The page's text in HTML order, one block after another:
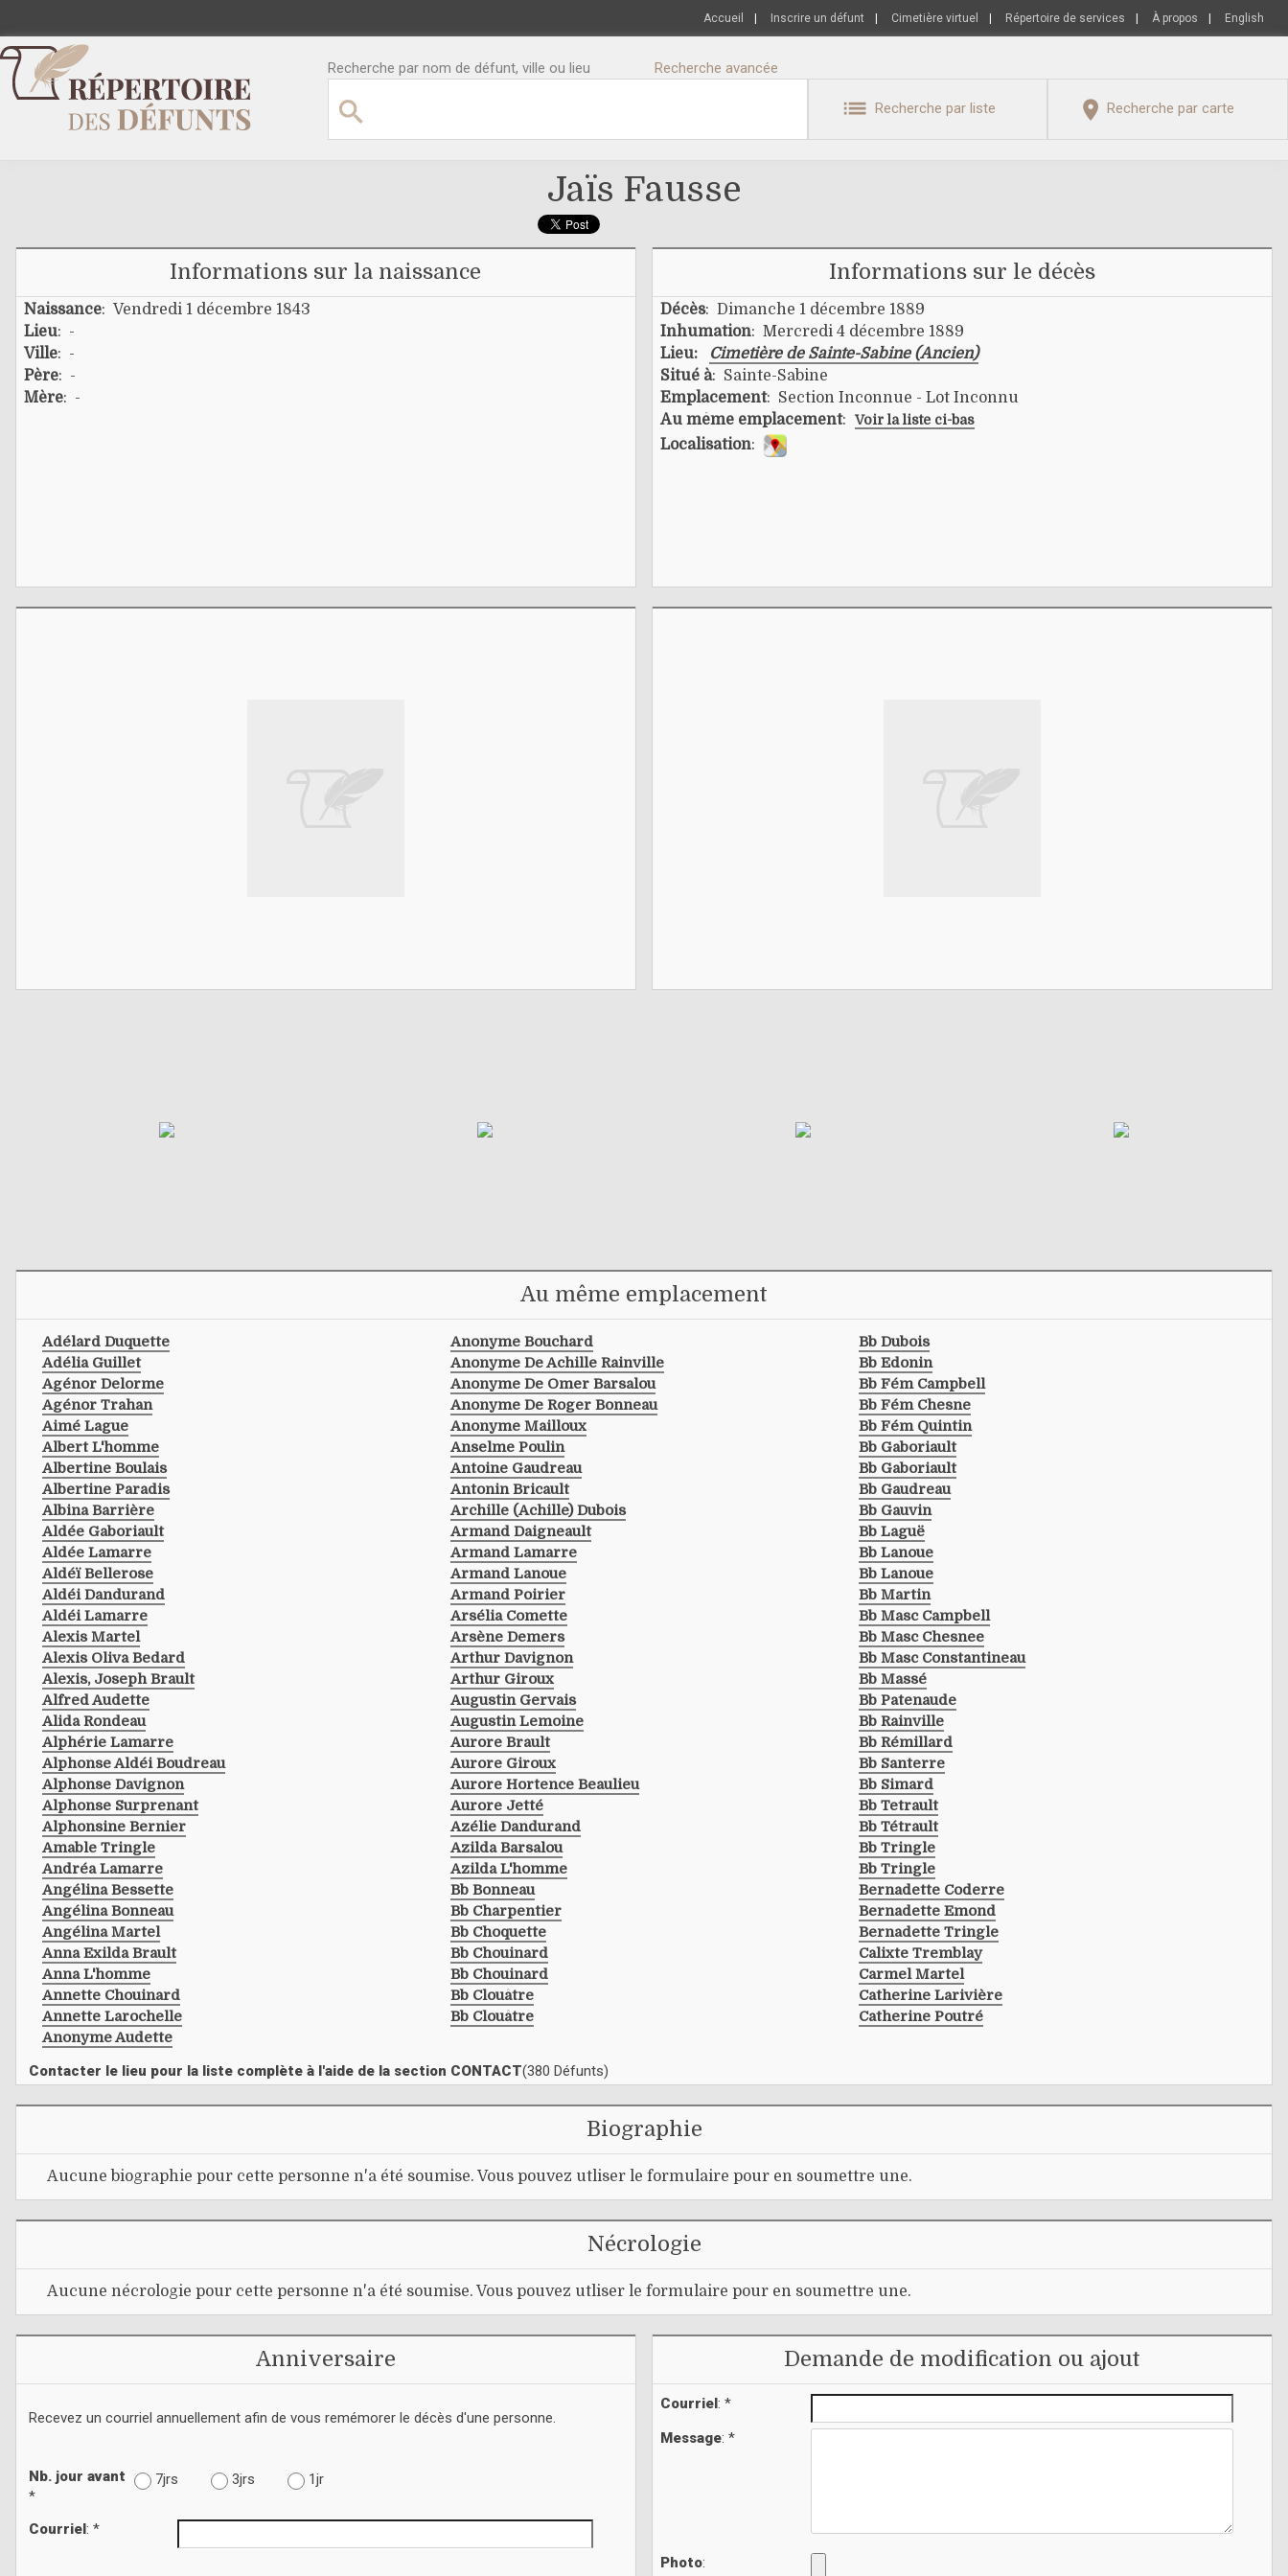
Accueil Inscrire un défunt Cimetière virtuel Répertoire de services À propos English
Recherche par nom de défunt, ville ou lieu Recherche avancée
Recherche par liste Recherche par carte
Jaïs Fausse
Informations sur la naissance
Naissance: Vendredi 1 décembre 1843
Lieu: -
Ville: -
Père: -
Mère: -
Informations sur le décès
Décès: Dimanche 1 décembre 1889
Inhumation: Mercredi 4 décembre 1889
Lieu:
Cimetière de Sainte-Sabine (Ancien)
Situé à: Sainte-Sabine
Emplacement: Section Inconnue - Lot Inconnu
Au même emplacement: Voir la liste ci-bas
Localisation:
Au même emplacement
Adélard Duquette
Adélia Guillet
Agénor Delorme
Agénor Trahan
Aimé Lague
Albert L'homme
Albertine Boulais
Albertine Paradis
Albina Barrière
Aldée Gaboriault
Aldée Lamarre
Aldéï Bellerose
Aldéi Dandurand
Aldéi Lamarre
Alexis Martel
Alexis Oliva Bedard
Alexis, Joseph Brault
Alfred Audette
Alida Rondeau
Alphérie Lamarre
Alphonse Aldéi Boudreau
Alphonse Davignon
Alphonse Surprenant
Alphonsine Bernier
Amable Tringle
Andréa Lamarre
Angélina Bessette
Angélina Bonneau
Angélina Martel
Anna Exilda Brault
Anna L'homme
Annette Chouinard
Annette Larochelle
Anonyme Audette
Anonyme Bouchard
Anonyme De Achille Rainville
Anonyme De Omer Barsalou
Anonyme De Roger Bonneau
Anonyme Mailloux
Anselme Poulin
Antoine Gaudreau
Antonin Bricault
Archille (achille) Dubois
Armand Daigneault
Armand Lamarre
Armand Lanoue
Armand Poirier
Arsélia Comette
Arsène Demers
Arthur Davignon
Arthur Giroux
Augustin Gervais
Augustin Lemoine
Aurore Brault
Aurore Giroux
Aurore Hortence Beaulieu
Aurore Jetté
Azélie Dandurand
Azilda Barsalou
Azilda L'homme
Bb Bonneau
Bb Charpentier
Bb Choquette
Bb Chouinard
Bb Chouinard
Bb Clouâtre
Bb Clouâtre
Bb Dubois
Bb Edonin
Bb Fém Campbell
Bb Fém Chesne
Bb Fém Quintin
Bb Gaboriault
Bb Gaboriault
Bb Gaudreau
Bb Gauvin
Bb Laguë
Bb Lanoue
Bb Lanoue
Bb Martin
Bb Masc Campbell
Bb Masc Chesnee
Bb Masc Constantineau
Bb Massé
Bb Patenaude
Bb Rainville
Bb Rémillard
Bb Santerre
Bb Simard
Bb Tetrault
Bb Tétrault
Bb Tringle
Bb Tringle
Bernadette Coderre
Bernadette Emond
Bernadette Tringle
Calixte Tremblay
Carmel Martel
Catherine Larivière
Catherine Poutré
Contacter le lieu pour la liste complète à l'aide de la section CONTACT(380 Défunts)
Biographie
Aucune biographie pour cette personne n'a été soumise. Vous pouvez utliser le formulaire pour en soumettre une.
Nécrologie
Aucune nécrologie pour cette personne n'a été soumise. Vous pouvez utliser le formulaire pour en soumettre une.
Anniversaire
Recevez un courriel annuellement afin de vous remémorer le décès d'une personne.
Nb. jour avant
*
7jrs 3jrs 1jr
Courriel: *
Demande de modification ou ajout
Courriel: *
Message: *
Photo: